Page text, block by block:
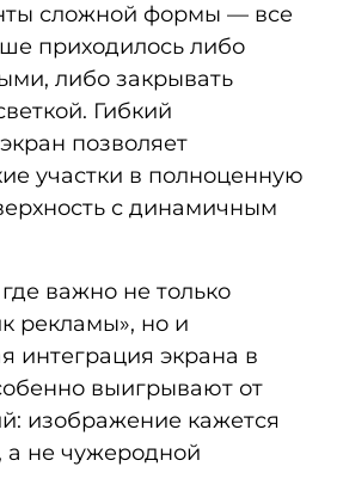
сложной формы — все
приходилось либо
либо закрывать
Гибкий
позволяет
участки в полноценную
с динамичным
важно не только
рекламы», но и
интеграция экрана в
выигрывают от
изображение кажется
а не чужеродной